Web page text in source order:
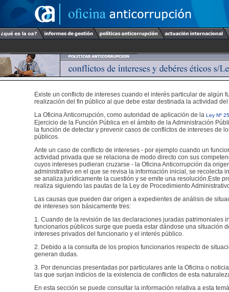
Existe un conflicto de intereses cuando el interés particular de algún
realización del fin público al que debe estar destinada la actividad del
La Oficina Anticorrupción, como autoridad de aplicación de la Ley Nº
Ejercicio de la Función Pública en el ámbito de la Administración
la función de detectar y prevenir casos de conflictos de intereses de
públicos.
Ante un caso de conflicto de intereses - por ejemplo cuando un
actividad privada que se relaciona de modo directo con sus
cuyos intereses pudieran cruzarse - la Oficina Anticorrupción da
administrativo en el que se revisa la información inicial, se recolecta
se analiza jurídicamente la cuestión y se emite una resolución.Este
realiza siguiendo las pautas de la Ley de Procedimiento
Las causas que pueden dar origen a expedientes de análisis de
de intereses son básicamente tres:
1. Cuando de la revisión de las declaraciones juradas patrimoniales
funcionarios públicos surge que pueda estar dándose una situación
intereses privados del funcionario y el interés público.
2. Debido a la consulta de los propios funcionarios respecto de
generan dudas.
3. Por denuncias presentadas por particulares ante la Oficina o
las que surjan indicios de la existencia de conflictos de esta
En esta sección se puede consultar la información relativa a esta